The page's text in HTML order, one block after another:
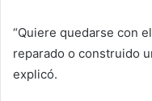
“Quiere quedarse con
reparado o construido
explicó.